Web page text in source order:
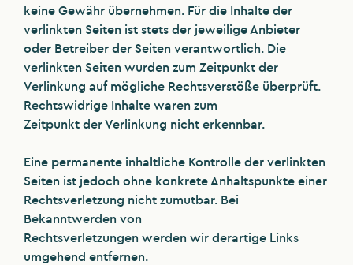
keine Gewähr übernehmen. Für die Inhalte der
verlinkten Seiten ist stets der jeweilige Anbieter
oder Betreiber der Seiten verantwortlich. Die
verlinkten Seiten wurden zum Zeitpunkt der
Verlinkung auf mögliche Rechtsverstöße überprüft.
Rechtswidrige Inhalte waren zum
Zeitpunkt der Verlinkung nicht erkennbar.
Eine permanente inhaltliche Kontrolle der verlinkten
Seiten ist jedoch ohne konkrete Anhaltspunkte einer
Rechtsverletzung nicht zumutbar. Bei
Bekanntwerden von
Rechtsverletzungen werden wir derartige Links
umgehend entfernen.